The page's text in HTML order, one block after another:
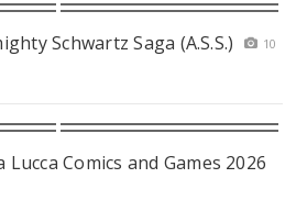
Schwartz Saga (A.S.S.)
10
Comics and Games 2026